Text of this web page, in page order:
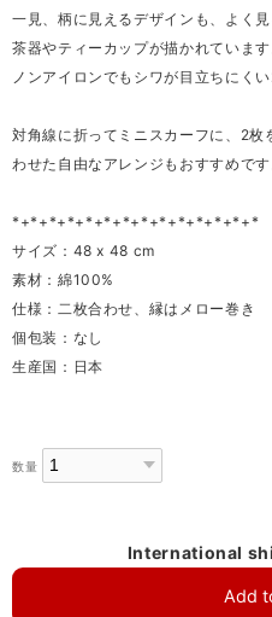
一見、柄に見えるデザインも、よく
茶器やティーカップが描かれています
ノンアイロンでもシワが目立ちにく
対角線に折ってミニスカーフに、2枚
わせた自由なアレンジもおすすめです
*+*+*+*+*+*+*+*+*+*+*+*+*+*
サイズ：48 x 48 cm
素材：綿100%
仕様：二枚合わせ、縁はメロー巻き
個包装：なし
生産国：日本
数量
International
Add